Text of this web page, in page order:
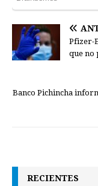
Pfizer-
que no
Banco Pichincha
RECIENTES